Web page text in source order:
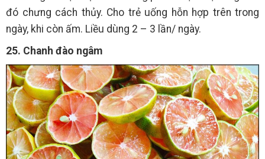
đó chưng cách thủy. Cho trẻ uống hỗn hợp trên trong
ngày, khi còn ấm. Liều dùng 2 – 3 lần/ ngày.
25. Chanh đào ngâm